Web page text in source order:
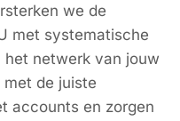
we de
met systematische
netwerk van jouw
de juiste
accounts en zorgen